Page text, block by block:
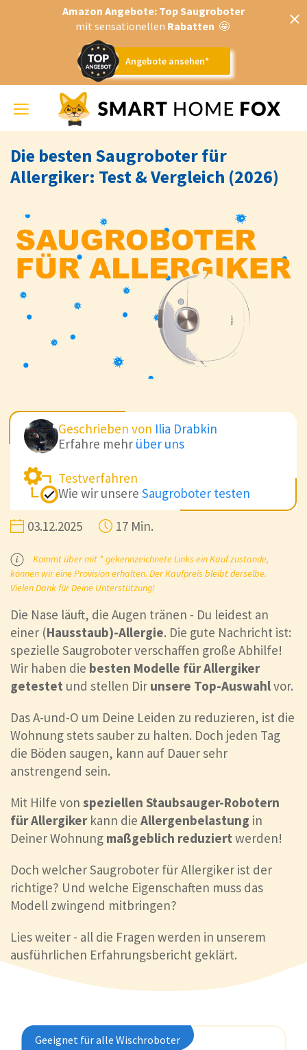
Amazon Angebote: Top Saugroboter
mit sensationellen Rabatten 🤩
Angebote ansehen*
Toggle
navigation
Die besten Saugroboter für
Allergiker: Test & Vergleich (2026)
Geschrieben von Ilia Drabkin
Erfahre mehr über uns
Testverfahren
Wie wir unsere Saugroboter testen
03.12.2025 17 Min.
Kommt über mit * gekennzeichnete Links ein Kauf zustande,
können wir eine Provision erhalten. Der Kaufpreis bleibt derselbe.
Vielen Dank für Deine Unterstützung!
Die Nase läuft, die Augen tränen - Du leidest an
einer (Hausstaub)-Allergie. Die gute Nachricht ist:
spezielle Saugroboter verschaffen große Abhilfe!
Wir haben die besten Modelle für Allergiker
getestet und stellen Dir unsere Top-Auswahlvor.
Das A-und-O um Deine Leiden zu reduzieren, ist die
Wohnung stets sauber zu halten. Doch jeden Tag
die Böden saugen, kann auf Dauer sehr
anstrengend sein.
Mit Hilfe von speziellen Staubsauger-Robotern
für Allergikerkann die Allergenbelastung in
Deiner Wohnung maßgeblich reduziert werden!
Doch welcher Saugroboter für Allergiker ist der
richtige? Und welche Eigenschaften muss das
Modell zwingend mitbringen?
Lies weiter - all die Fragen werden in unserem
ausführlichen Erfahrungsbericht geklärt.
Geeignet für alle Wischroboter